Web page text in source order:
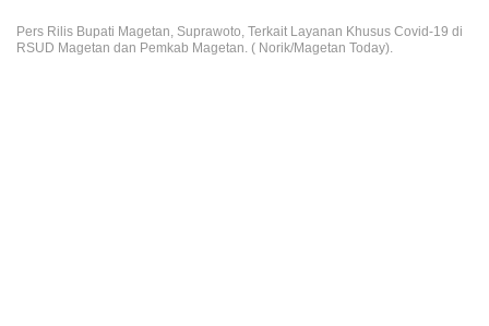
Pers Rilis Bupati Magetan, Suprawoto, Terkait Layanan Khusus Covid-19 di
RSUD Magetan dan Pemkab Magetan. ( Norik/Magetan Today).